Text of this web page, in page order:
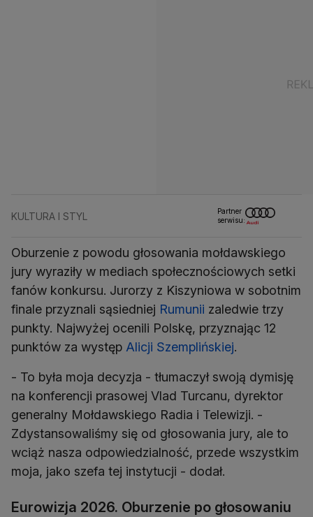
KULTURA I STYL
Partner
serwisu:
Oburzenie z powodu głosowania mołdawskiego
jury wyraziły w mediach społecznościowych setki
fanów konkursu. Jurorzy z Kiszyniowa w sobotnim
finale przyznali sąsiedniej Rumunii zaledwie trzy
punkty. Najwyżej ocenili Polskę, przyznając 12
punktów za występ Alicji Szemplińskiej.
- To była moja decyzja - tłumaczył swoją dymisję
na konferencji prasowej Vlad Turcanu, dyrektor
generalny Mołdawskiego Radia i Telewizji. -
Zdystansowaliśmy się od głosowania jury, ale to
wciąż nasza odpowiedzialność, przede wszystkim
moja, jako szefa tej instytucji - dodał.
Eurowizja 2026. Oburzenie po głosowaniu